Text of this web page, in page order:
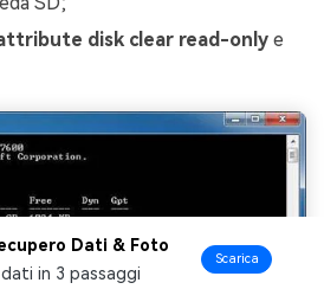
disk clear read-only e
Dati & Foto
dati in 3 passaggi
Scarica